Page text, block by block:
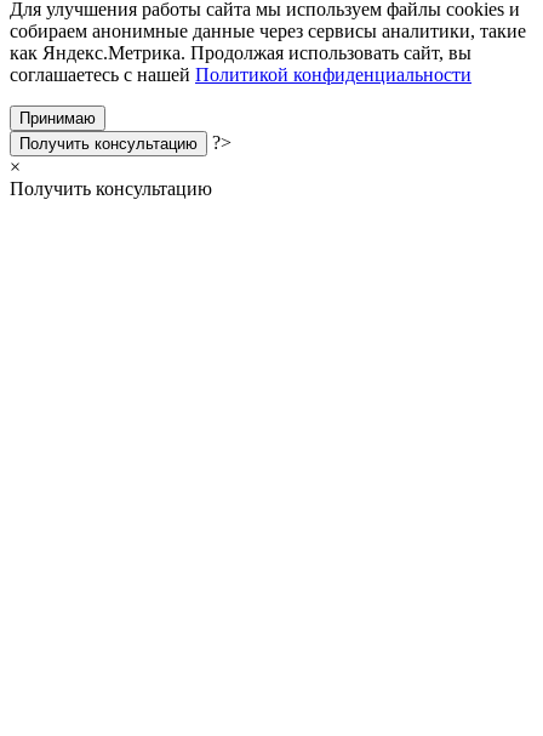
Для улучшения работы сайта мы используем файлы cookies и
собираем анонимные данные через сервисы аналитики, такие
как Яндекс.Метрика. Продолжая использовать сайт, вы
соглашаетесь с нашей Политикой конфиденциальности
Принимаю
Получить консультацию
?>
×
Получить консультацию